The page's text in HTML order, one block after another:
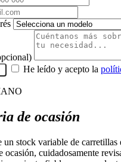
He leído y acepto la
de ocasión
un stock variable de carretillas
ocasión, cuidadosamente